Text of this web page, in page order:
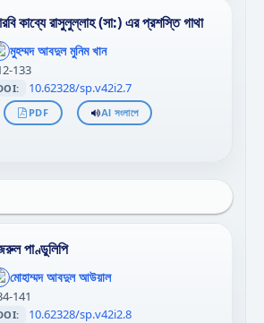
কাব্যে রাসুলুল্লাহ (সা:) এর প্রশস্তি গাথা
মুহম্মদ আবদুল মুনিম খান
133
10.62328/sp.v42i2.7
PDF AI সংলাপে
পাণ্ডুলিপি
মোহাম্মদ আবদুল আউয়াল
141
10.62328/sp.v42i2.8